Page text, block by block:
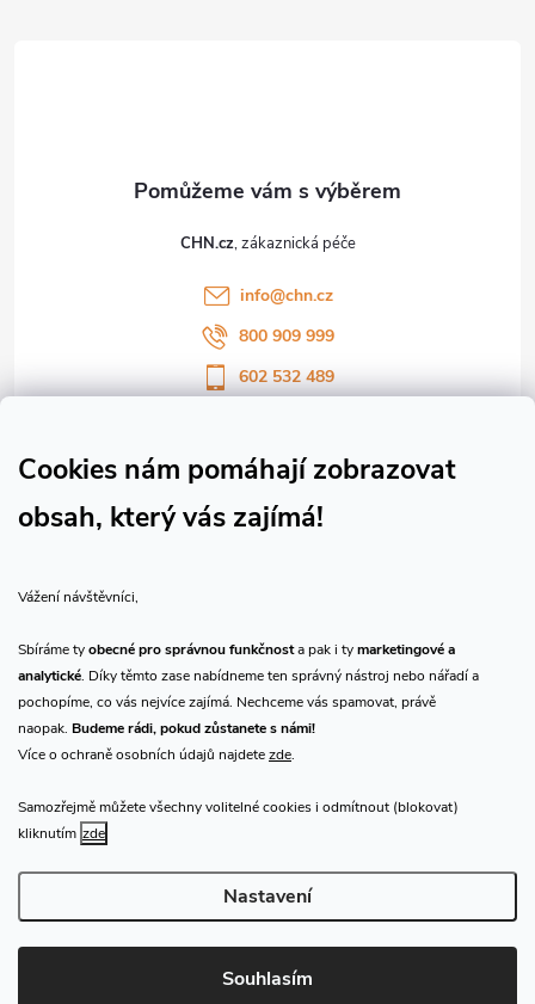
Cookies nám pomáhají zobrazovat
obsah, který vás zajímá!
Vážení návštěvníci,
Sbíráme tyobecné pro správnou funkčnosta pak i tymarketingové a
analytické. Díky těmto zase nabídneme ten správný nástroj nebo nářadí a
pochopíme, co vás nejvíce zajímá. Nechceme vás spamovat, právě
naopak. Budeme rádi, pokud zůstanete s námi!
Více o ochraně osobních údajů najdetezde.
Samozřejmě můžete všechny volitelné cookies i odmítnout (blokovat)
kliknutím zde
Nastavení
Souhlasím
CHN.cz
info@chn.cz
800 909 999
602 532 489
Sledujte náš vlog CHN_CZ
Přijímáme online platby
Copyright 2026CHN.cz. Všechna práva vyhrazena.Upravit nastavení
cookies